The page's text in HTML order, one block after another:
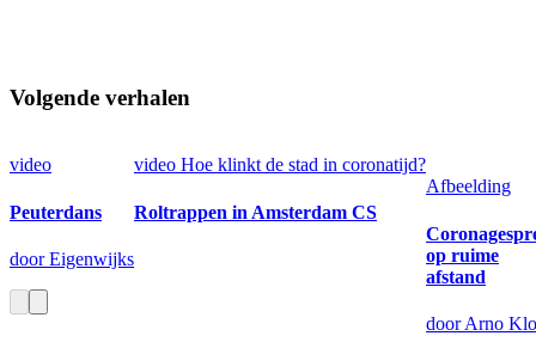
Volgende verhalen
video
Peuterdans
door Eigenwijks
video Hoe klinkt de stad in coronatijd?
Roltrappen in Amsterdam CS
Afbeelding
op ruime
afstand
door Arno